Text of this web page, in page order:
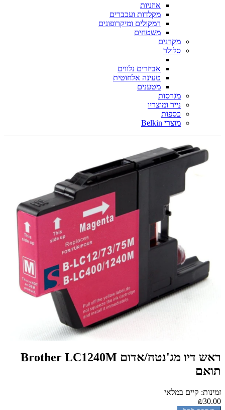
אוזניות
מקלדות ועכברים
רמקולים ומיקרופונים
משטחים
מקרנים
סלולר
אביזרים נלווים
טעינה אלחוטית
מטענים
מגרסות
נייר ומוצריו
כספות
מוצרי Belkin
‏ראש דיו מג'נטה/אדום ‏Brother LC1240M
תואם
זמינות: קיים במלאי
₪30.00